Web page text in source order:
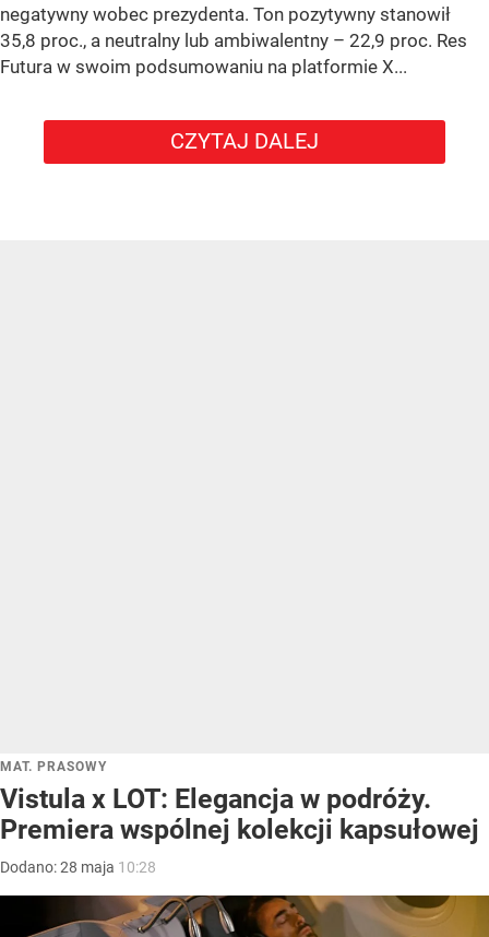
negatywny wobec prezydenta. Ton pozytywny stanowił
35,8 proc., a neutralny lub ambiwalentny – 22,9 proc. Res
Futura w swoim podsumowaniu na platformie X...
CZYTAJ DALEJ
MAT. PRASOWY
Vistula x LOT: Elegancja w podróży.
Premiera wspólnej kolekcji kapsułowej
Dodano:28 maja 10:28